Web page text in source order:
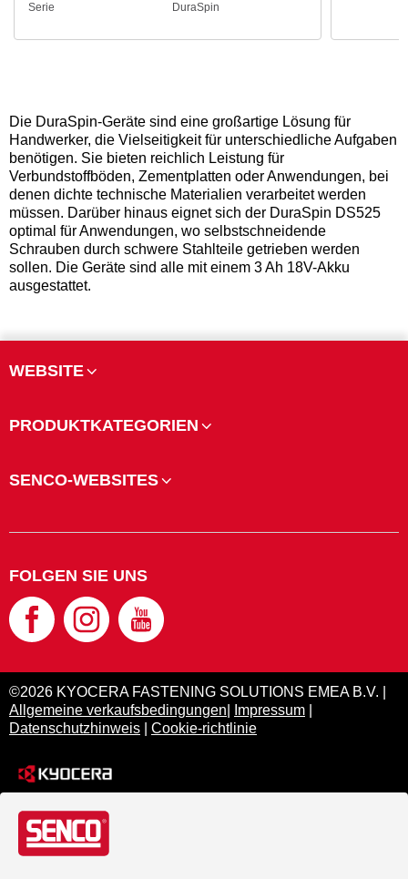
Serie DuraSpin
Die DuraSpin-Geräte sind eine großartige Lösung für
Handwerker, die Vielseitigkeit für unterschiedliche Aufgaben
benötigen. Sie bieten reichlich Leistung für
Verbundstoffböden, Zementplatten oder Anwendungen, bei
denen dichte technische Materialien verarbeitet werden
müssen. Darüber hinaus eignet sich der DuraSpin DS525
optimal für Anwendungen, wo selbstschneidende
Schrauben durch schwere Stahlteile getrieben werden
sollen. Die Geräte sind alle mit einem 3 Ah 18V-Akku
ausgestattet.
WEBSITE
PRODUKTKATEGORIEN
SENCO-WEBSITES
FOLGEN SIE UNS
©2026 KYOCERA FASTENING SOLUTIONS EMEA B.V. |
Allgemeine verkaufsbedingungen
Impressum
Datenschutzhinweis
Cookie-richtlinie